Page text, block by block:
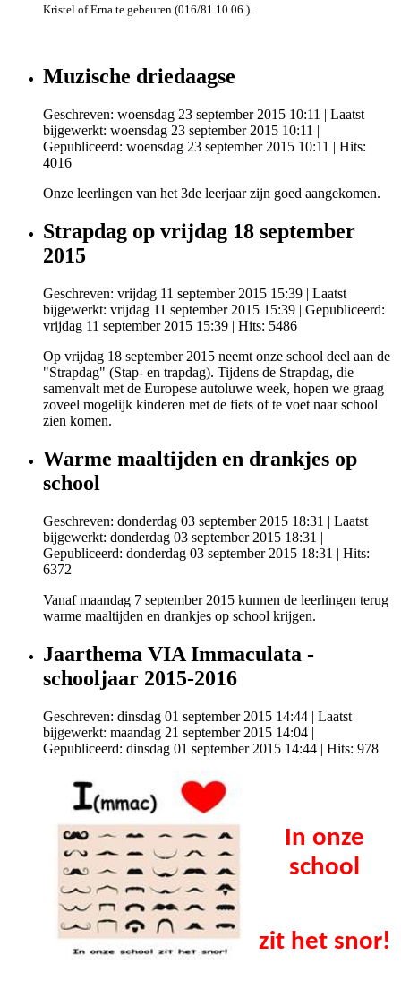
Kristel of Erna te gebeuren (016/81.10.06.).
Muzische driedaagse
Geschreven: woensdag 23 september 2015 10:11 | Laatst
bijgewerkt: woensdag 23 september 2015 10:11 |
Gepubliceerd: woensdag 23 september 2015 10:11 | Hits:
4016
Onze leerlingen van het 3de leerjaar zijn goed aangekomen.
Strapdag op vrijdag 18 september
2015
Geschreven: vrijdag 11 september 2015 15:39 | Laatst
bijgewerkt: vrijdag 11 september 2015 15:39 | Gepubliceerd:
vrijdag 11 september 2015 15:39 | Hits: 5486
Op vrijdag 18 september 2015 neemt onze school deel aan de
"Strapdag" (Stap- en trapdag). Tijdens de Strapdag, die
samenvalt met de Europese autoluwe week, hopen we graag
zoveel mogelijk kinderen met de fiets of te voet naar school
zien komen.
Warme maaltijden en drankjes op
school
Geschreven: donderdag 03 september 2015 18:31 | Laatst
bijgewerkt: donderdag 03 september 2015 18:31 |
Gepubliceerd: donderdag 03 september 2015 18:31 | Hits:
6372
Vanaf maandag 7 september 2015 kunnen de leerlingen terug
warme maaltijden en drankjes op school krijgen.
Jaarthema VIA Immaculata -
schooljaar 2015-2016
Geschreven: dinsdag 01 september 2015 14:44 | Laatst
bijgewerkt: maandag 21 september 2015 14:04 |
Gepubliceerd: dinsdag 01 september 2015 14:44 | Hits: 978
In onze
school
zit het snor!